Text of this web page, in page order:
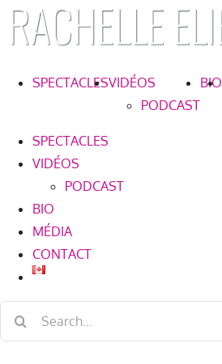
Skip
SPECTACLESVIDÉOS
PODCAST
BIO
SPECTACLES
VIDÉOS
PODCAST
BIO
MÉDIA
CONTACT
Search